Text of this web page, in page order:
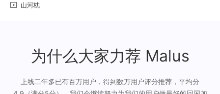
山河枕
为什么大家力荐 Malus
上线二年多已有百万用户，得到数万用户评分推荐，平均分